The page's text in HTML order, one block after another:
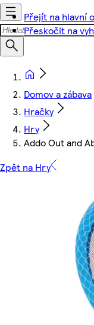
Přejít na hlavní
Přeskočit na
Domov a zábava
Hračky
Hry
Addo Out and
Zpět na Hry